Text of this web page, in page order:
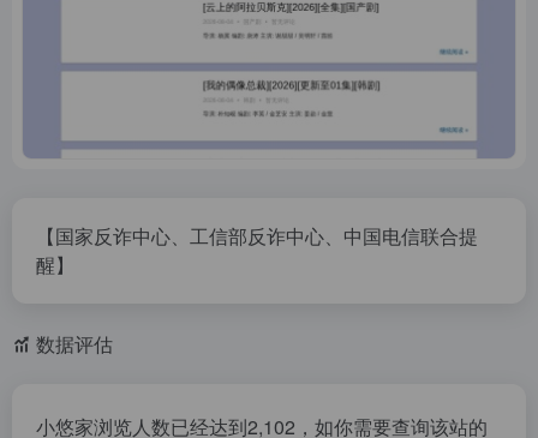
【国家反诈中心、工信部反诈中心、中国电信联合提
醒】
数据评估
小悠家浏览人数已经达到2,102，如你需要查询该站的